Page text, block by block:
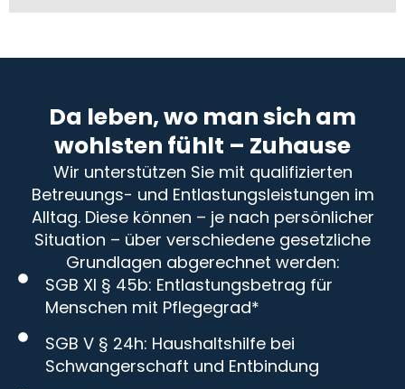
Da leben, wo man sich am
wohlsten fühlt – Zuhause
Wir unterstützen Sie mit qualifizierten
Betreuungs- und Entlastungsleistungen im
Alltag. Diese können – je nach persönlicher
Situation – über verschiedene gesetzliche
Grundlagen abgerechnet werden:
SGB XI § 45b: Entlastungsbetrag für
Menschen mit Pflegegrad*
SGB V § 24h: Haushaltshilfe bei
Schwangerschaft und Entbindung